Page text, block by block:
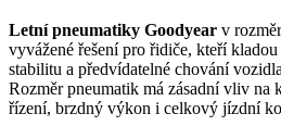
Letní pneumatiky Goodyear v
vyvážené řešení pro řidiče, kteří kladou
stabilitu a předvídatelné chování
Rozměr pneumatik má zásadní vliv na
řízení, brzdný výkon i celkový jízdní